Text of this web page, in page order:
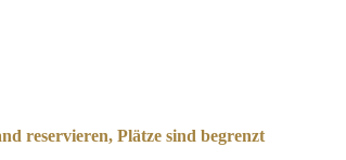
reservieren, Plätze sind begrenzt